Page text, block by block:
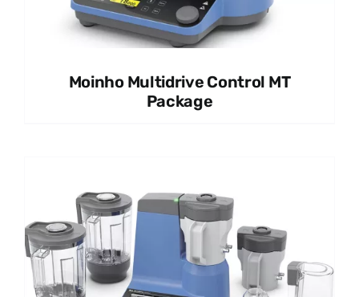
Moinho Multidrive Control MT
Package